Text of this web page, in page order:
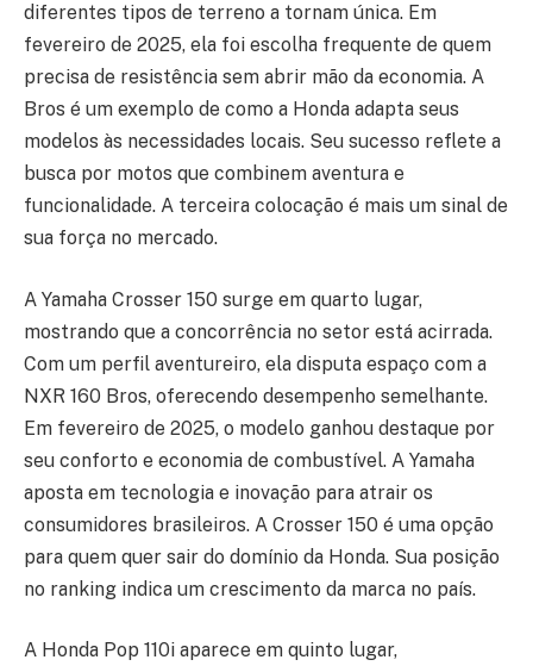
diferentes tipos de terreno a tornam única. Em
fevereiro de 2025, ela foi escolha frequente de quem
precisa de resistência sem abrir mão da economia. A
Bros é um exemplo de como a Honda adapta seus
modelos às necessidades locais. Seu sucesso reflete a
busca por motos que combinem aventura e
funcionalidade. A terceira colocação é mais um sinal de
sua força no mercado.
A Yamaha Crosser 150 surge em quarto lugar,
mostrando que a concorrência no setor está acirrada.
Com um perfil aventureiro, ela disputa espaço com a
NXR 160 Bros, oferecendo desempenho semelhante.
Em fevereiro de 2025, o modelo ganhou destaque por
seu conforto e economia de combustível. A Yamaha
aposta em tecnologia e inovação para atrair os
consumidores brasileiros. A Crosser 150 é uma opção
para quem quer sair do domínio da Honda. Sua posição
no ranking indica um crescimento da marca no país.
A Honda Pop 110i aparece em quinto lugar,